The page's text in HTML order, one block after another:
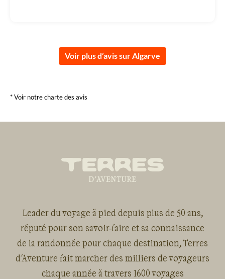
Voir plus d’avis sur Algarve
* Voir notre charte des avis
Leader du voyage à pied depuis plus de 50 ans,
réputé pour son savoir-faire et sa connaissance
de la randonnée pour chaque destination, Terres
d'Aventure fait marcher des milliers de voyageurs
chaque année à travers 1600 voyages